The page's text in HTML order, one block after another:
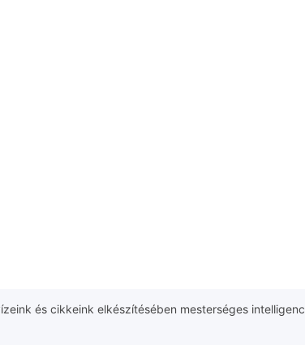
és cikkeink elkészítésében mesterséges